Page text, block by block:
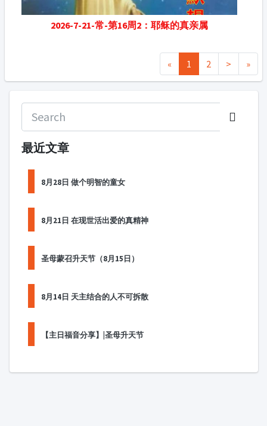
2026-7-21-常-第16周2：耶稣的真亲属
« 1 2 > »
最近文章
8月28日 做个明智的童女
8月21日 在现世活出爱的真精神
圣母蒙召升天节（8月15日）
8月14日 天主结合的人不可拆散
【主日福音分享】|圣母升天节